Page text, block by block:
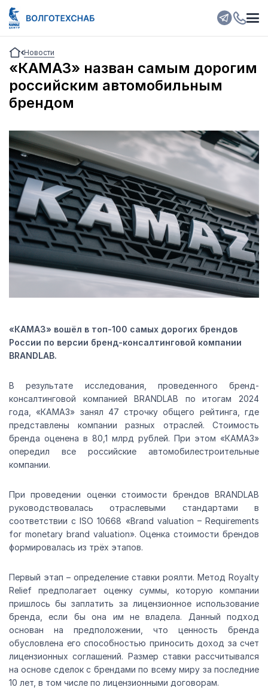
Новости
«КАМАЗ» назван самым дорогим
российским автомобильным
брендом
«КАМАЗ» вошёл в топ-100 самых дорогих брендов
России по версии бренд-консалтинговой компании
BRANDLAB.
В результате исследования, проведенного бренд-
консалтинговой компанией BRANDLAB по итогам 2024
года, «КАМАЗ» занял 47 строчку общего рейтинга, где
представлены компании разных отраслей. Стоимость
бренда оценена в 80,1 млрд рублей. При этом «КАМАЗ»
опередил все российские автомобилестроительные
компании.
При проведении оценки стоимости брендов BRANDLAB
руководствовалась отраслевыми стандартами в
соответствии с ISO 10668 «Brand valuation – Requirements
for monetary brand valuation». Оценка стоимости брендов
формировалась из трёх этапов.
Первый этап – определение ставки роялти. Метод Royalty
Relief предполагает оценку суммы, которую компании
пришлось бы заплатить за лицензионное использование
бренда, если бы она им не владела. Данный подход
основан на предположении, что ценность бренда
обусловлена его способностью приносить доход за счет
лицензионных соглашений. Размер ставки рассчитывался
на основе сделок с брендами по всему миру за последние
10 лет, в том числе по лицензионными договорам.